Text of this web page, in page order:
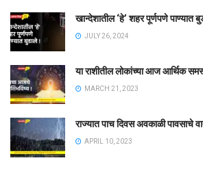
खान्देशातील ‘हे’ शहर पूर्णपणे पाण्यात
JULY 26, 2024
या राशीतील लोकांच्या आज आर्थिक
MARCH 21, 2023
राज्यात पाच दिवस अवकाळी पावसाचे
APRIL 10, 2023